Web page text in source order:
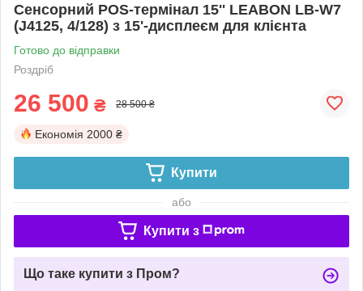
Сенсорний POS-термінал 15'' LEABON LB-W7
(J4125, 4/128) з 15'-дисплеєм для клієнта
Готово до відправки
Роздріб
26 500 ₴ 28 500 ₴
Економія 2000 ₴
Купити
або
Купити з
Що таке купити з Пром?